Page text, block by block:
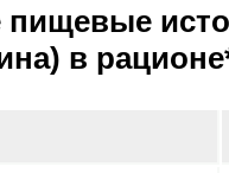
пищевые
в